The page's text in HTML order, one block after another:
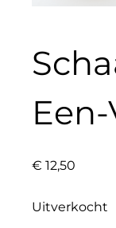
€ 12,50
Uitverkocht